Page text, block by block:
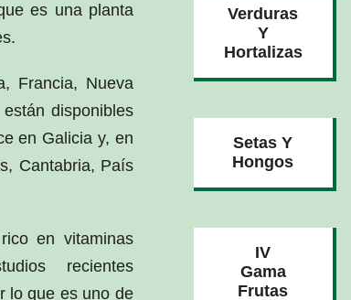
es una planta
Francia, Nueva
disponibles
en Galicia y, en
Cantabria, País
en vitaminas
recientes
lo que es uno de
Verduras
Y
Hortalizas
Setas Y
Hongos
IV
Gama
Frutas